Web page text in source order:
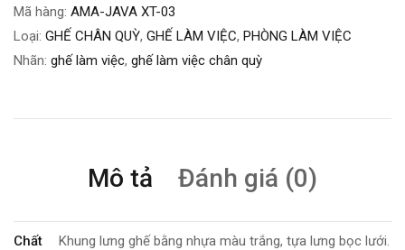
Mã hàng: AMA-JAVA XT-03
Loại: GHẾ CHÂN QUỲ, GHẾ LÀM VIỆC, PHÒNG LÀM VIỆC
Nhãn: ghế làm việc, ghế làm việc chân quỳ
Mô tả Đánh giá (0)
Chất
Khung lưng ghế bằng nhựa màu trắng, tựa lưng bọc lưới.